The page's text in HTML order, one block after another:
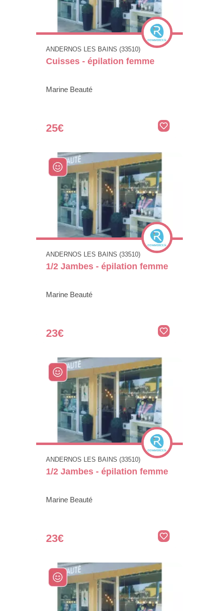
ANDERNOS LES BAINS (33510)
Cuisses - épilation femme
Marine Beauté
25€
ANDERNOS LES BAINS (33510)
1/2 Jambes - épilation femme
Marine Beauté
23€
ANDERNOS LES BAINS (33510)
1/2 Jambes - épilation femme
Marine Beauté
23€